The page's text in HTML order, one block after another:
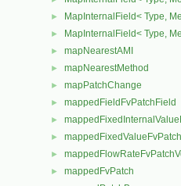
► MapInternalField< Type,
► MapInternalField< Type,
► mapNearestAMI
► mapNearestMethod
► mapPatchChange
► mappedFieldFvPatchField
►
►
►
► mappedFvPatch